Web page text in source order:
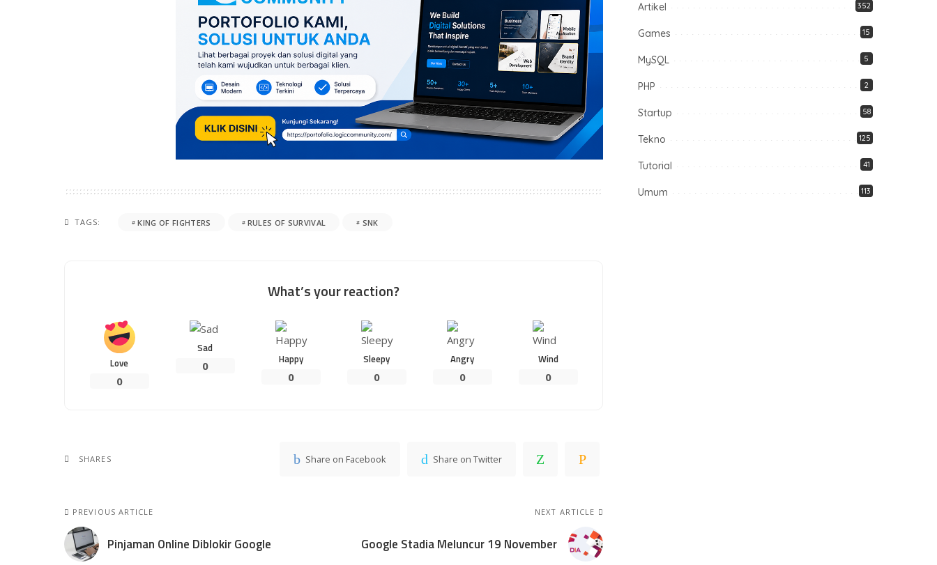
TAGS: KING OF FIGHTERS RULES OF SURVIVAL SNK
What’s your reaction?
Love
0
Sad
0
Happy
0
Sleepy
0
Angry
0
Wind
0
SHARES Share on Facebook Share on Twitter
PREVIOUS ARTICLE
Pinjaman Online Diblokir Google
NEXT ARTICLE
Google Stadia Meluncur 19 November
Artikel 352
Games 15
MySQL 5
PHP 2
Startup 58
Tekno 125
Tutorial 41
Umum 113